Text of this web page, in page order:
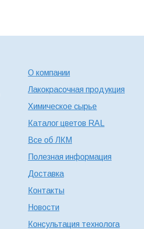
О компании
Лакокрасочная продукция
Химическое сырье
Каталог цветов RAL
Все об ЛКМ
Полезная информация
Доставка
Контакты
Новости
Консультация технолога